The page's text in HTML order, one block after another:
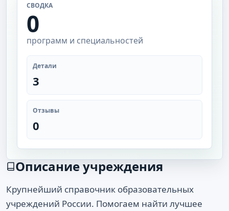
СВОДКА
0
программ и специальностей
Детали
3
Отзывы
0
Описание учреждения
Крупнейший справочник образовательных
учреждений России. Помогаем найти лучшее